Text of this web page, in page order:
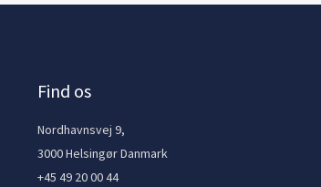
Find os
Nordhavnsvej 9,
3000 Helsingør Danmark
+45 49 20 00 44